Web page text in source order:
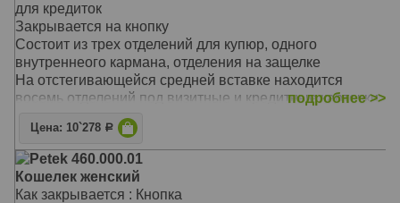
для кредиток
Закрывается на кнопку
Состоит из трех отделений для купюр, одного
внутреннеого кармана, отделения на защелке
На отстегивающейся средней вставке находится
восемь отделений под визитные и кредитные карточки
и два отделения под купюры
Материал: Натуральная кожа
Цвет: Зелёный
Тип: прямой
Размер: 19,0х10,5 см
подробнее >>
Цена: 10`278 Р
Petek 460.000.01
Кошелек женский
Как закрывается : Кнопка